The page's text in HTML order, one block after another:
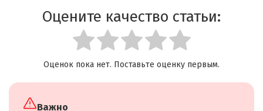
Оцените качество статьи:
Оценок пока нет. Поставьте оценку первым.
Важно